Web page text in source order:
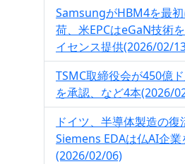
SamsungがHBM4を最
荷、米EPCはeGaN技術
イセンス提供(2026/02/
TSMC取締役会が450億
を承認、など4本(2026/
ドイツ、半導体製造の復
Siemens EDAは仏AI企業
(2026/02/06)